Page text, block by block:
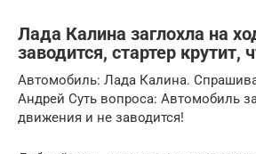
Лада Калина заглохла на
заводится, стартер крутит,
Автомобиль: Лада Калина.
Андрей Суть вопроса: Автомобиль
движения и не заводится!